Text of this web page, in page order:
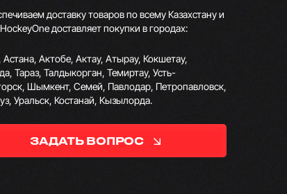
доставку товаров по всему Казахстану и
доставляет покупки в городах:
Актобе, Актау, Атырау, Кокшетау,
Тараз, Талдыкорган, Темиртау, Усть-
Шымкент, Семей, Павлодар, Петропавловск,
Уральск, Костанай, Кызылорда.
ЗАДАТЬ ВОПРОС